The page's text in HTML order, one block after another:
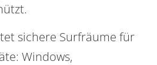
sichere Surfräume für
Windows,